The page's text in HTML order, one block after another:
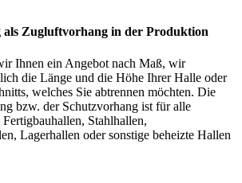
Zugluftvorhang in der Produktion
Ihnen ein Angebot nach Maß, wir
die Länge und die Höhe Ihrer Halle oder
welches Sie abtrennen möchten. Die
bzw. der Schutzvorhang ist für alle
Stahlhallen,
Lagerhallen oder sonstige beheizte Hallen